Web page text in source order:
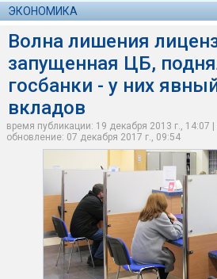
ЭКОНОМИКА
Волна лишения
запущенная ЦБ,
госбанки - у них
вкладов
время публикации: 19 декабря 2013 г., 14:07
обновление: 07 декабря 2017 г., 09:54